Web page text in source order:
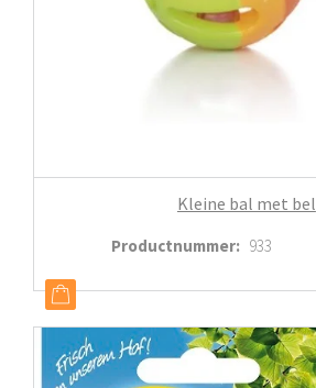
Kleine bal met bel
Productnummer: 933